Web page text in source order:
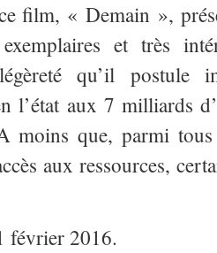
film, « Demain »,
et très
qu’il postule
l’état aux 7 milliards
moins que, parmi
aux ressources,
février 2016.